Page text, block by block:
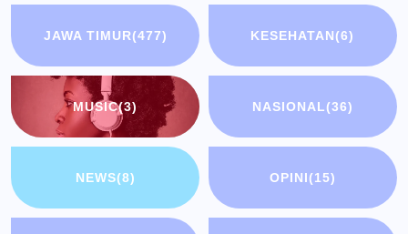
JAWA TIMUR(477) KESEHATAN(6)
MUSIC(3) NASIONAL(36)
NEWS(8) OPINI(15)